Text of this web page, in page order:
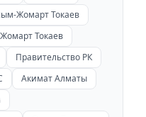
Жомарт Токаев
Токаев
Правительство РК
Акимат Алматы